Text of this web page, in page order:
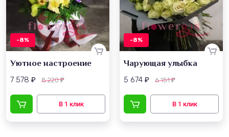
-8%
Уютное настроение
7 578 ₽ 8 220₽
-8%
Чарующая улыбка
5 674 ₽ 6 151₽